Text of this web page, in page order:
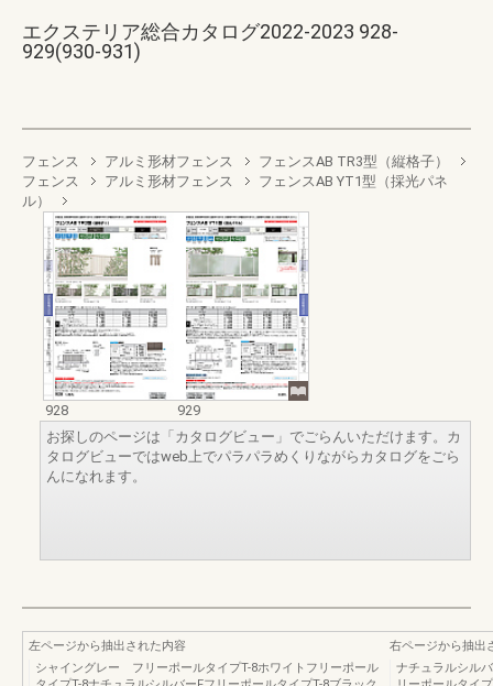
エクステリア総合カタログ2022-2023 928-
929(930-931)
フェンス アルミ形材フェンス
フェンスAB TR3型（縦格子）
フェンス
アルミ形材フェンス
フェンスAB YT1型（採光パネ
ル）
928
929
お探しのページは「カタログビュー」でごらんいただけます。カ
タログビューではweb上でパラパラめくりながらカタログをごら
んになれます。
左ページから抽出された内容
シャイングレー フリーポールタイプT-8ホワイトフリーポール
右ページから抽出
ナチュラルシル